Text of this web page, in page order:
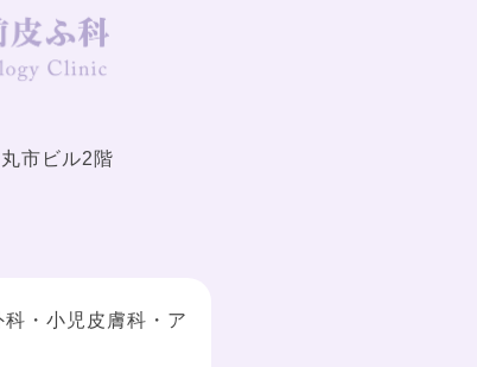
市ビル2階
・小児皮膚科・ア